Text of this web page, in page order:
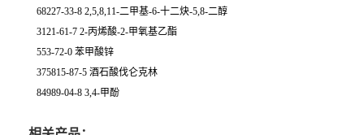
68227-33-8 2,5,8,11-二甲基-6-十二炔-5,8-二醇
3121-61-7 2-丙烯酸-2-甲氧基乙酯
553-72-0 苯甲酸锌
375815-87-5 酒石酸伐仑克林
84989-04-8 3,4-甲酚